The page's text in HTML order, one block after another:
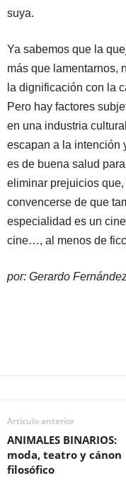
suya.
Ya sabemos que la
más que lamentarnos,
la dignificación con la
Pero hay factores
en una industria
escapan a la intención
es de buena salud
eliminar prejuicios
convencerse de que
especialidad es un
cine…, al menos de
por: Gerardo
Artículo anterior
ANIMALES BINARIOS:
moda, teatro y cánon
filosófico